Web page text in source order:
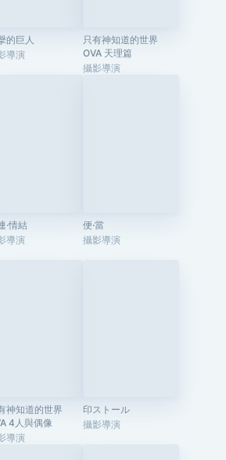
的巨人
導演
只有神知道的世界
OVA 天理篇
攝影導演
·情結
導演
便·當
攝影導演
神知道的世界
4人與偶像
導演
印ストール
攝影導演